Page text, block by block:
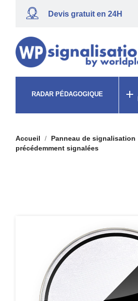
Devis gratuit en 24H
RADAR PÉDAGOGIQUE 
Accueil Panneau de signalisation
précédemment signalées